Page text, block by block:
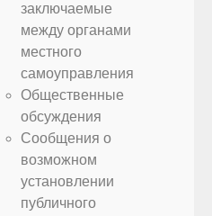
заключаемые
между органами
местного
самоуправления
Общественные
обсуждения
Сообщения о
возможном
установлении
публичного